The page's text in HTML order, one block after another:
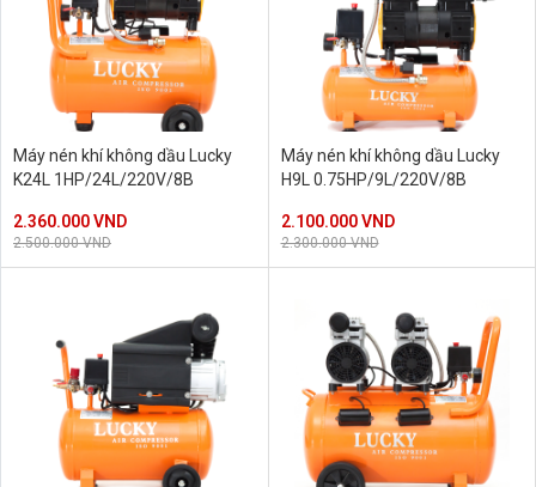
Máy nén khí không dầu Lucky
K24L 1HP/24L/220V/8B
2.360.000 VND
2.500.000 VND
Máy nén khí không dầu Lucky
H9L 0.75HP/9L/220V/8B
2.100.000 VND
2.300.000 VND